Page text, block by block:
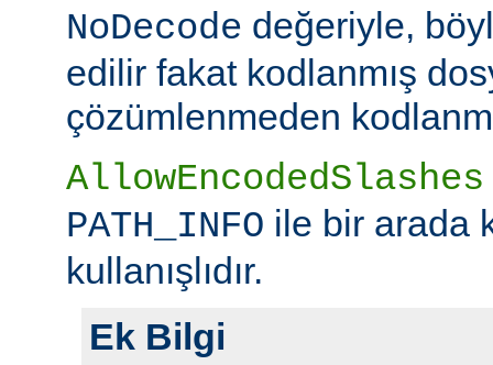
NoDecode değeriyle,
edilir fakat kodlanmış
çözümlenmeden
AllowEncodedSlashes
PATH_INFO ile bir arada
kullanışlıdır.
Ek Bilgi